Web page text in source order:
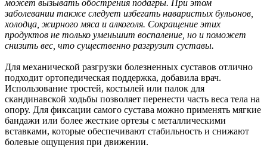
может вызывать обострения подагры. При этом
заболевании также следует избегать наваристых бульонов,
холодца, жирного мяса и алкоголя. Сокращение этих
продуктов не только уменьшит воспаление, но и поможет
снизить вес, что существенно разгрузит суставы.
Для механической разгрузки болезненных суставов отлично
подходит ортопедическая поддержка, добавила врач.
Использование тростей, костылей или палок для
скандинавской ходьбы позволяет перенести часть веса тела на
опору. Для фиксации самого сустава можно применять мягкие
бандажи или более жесткие ортезы с металлическими
вставками, которые обеспечивают стабильность и снижают
болевые ощущения при движении.